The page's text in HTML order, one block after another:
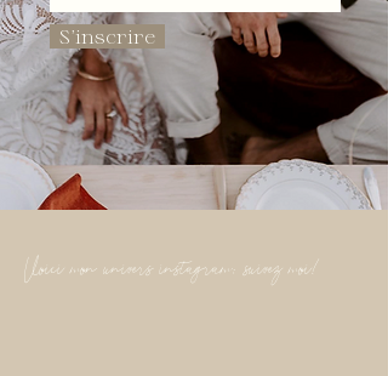
S'inscrire
Voici mon univers instagram: suivez moi!